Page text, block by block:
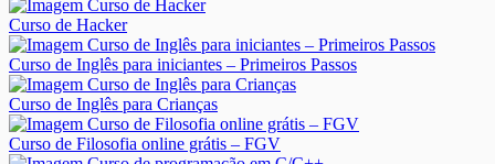
Curso de Hacker
Curso de Inglês para iniciantes – Primeiros Passos
Curso de Inglês para Crianças
Curso de Filosofia online grátis – FGV